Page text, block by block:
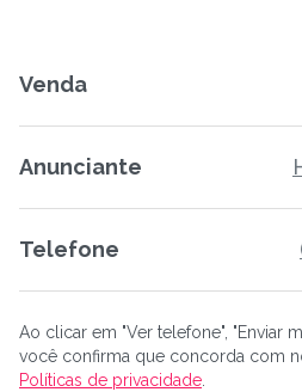
Venda
Anunciante
Telefone
Ao clicar em "Ver telefone", "Enviar
você confirma que concorda com
Políticas de privacidade